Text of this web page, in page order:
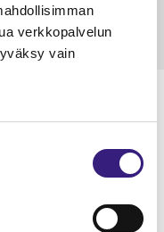
verkkopalvelun
vain